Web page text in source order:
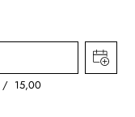
15,00